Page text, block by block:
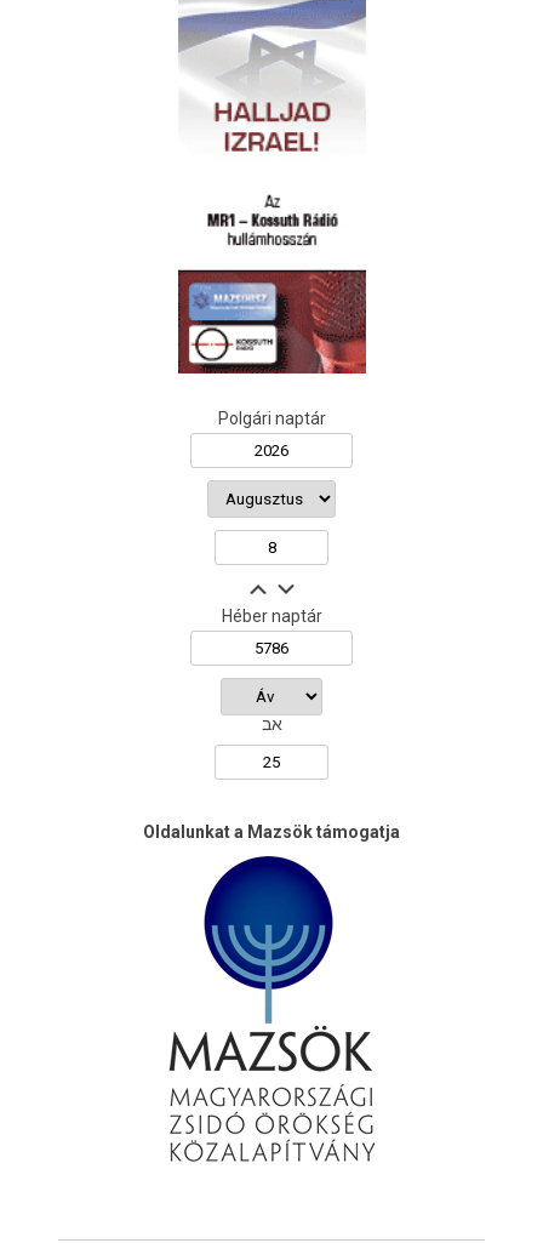
Polgári naptár
Héber naptár
אב
Oldalunkat a Mazsök támogatja